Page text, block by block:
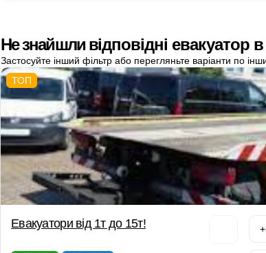
Не знайшли відповідні евакуатор
Застосуйте інший фільтр або перегляньте варіанти по
Евакуатори від 1т до 15т!